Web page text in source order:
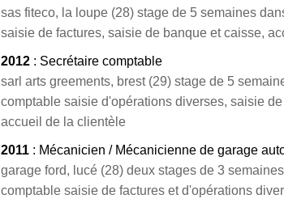
sas fiteco, la loupe (28) stage de 5 semaines
saisie de factures, saisie de banque et caisse,
2012 : Secrétaire comptable
sarl arts greements, brest (29) stage de 5
comptable saisie d'opérations diverses, saisie
accueil de la clientèle
2011 : Mécanicien / Mécanicienne de garage
garage ford, lucé (28) deux stages de 3
comptable saisie de factures et d'opérations